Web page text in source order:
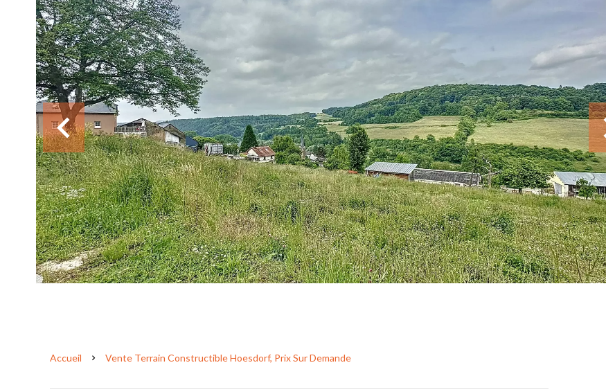
Accueil Vente Terrain Constructible Hoesdorf, Prix Sur Demande